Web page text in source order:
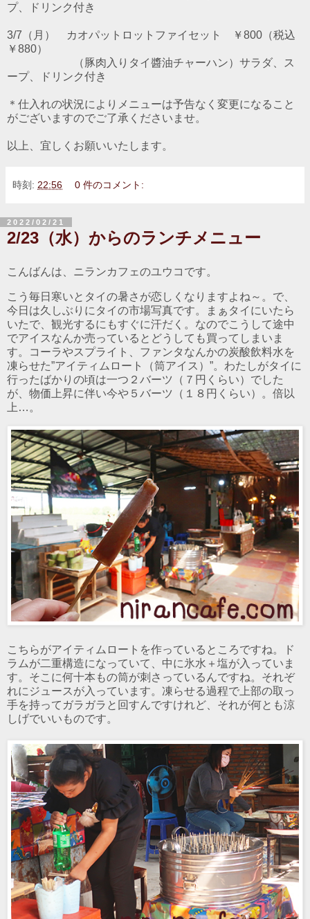
プ、ドリンク付き
3/7（月） カオパットロットファイセット ￥800（税込
￥880）
（豚肉入りタイ醬油チャーハン）サラダ、ス
ープ、ドリンク付き
＊仕入れの状況によりメニューは予告なく変更になること
がございますのでご了承くださいませ。
以上、宜しくお願いいたします。
時刻: 22:56 0 件のコメント:
2022/02/21
2/23（水）からのランチメニュー
こんばんは、ニランカフェのユウコです。
こう毎日寒いとタイの暑さが恋しくなりますよね～。で、
今日は久しぶりにタイの市場写真です。まぁタイにいたら
いたで、観光するにもすぐに汗だく。なのでこうして途中
でアイスなんか売っているとどうしても買ってしまいま
す。コーラやスプライト、ファンタなんかの炭酸飲料水を
凍らせた”アイティムロート（筒アイス）”。わたしがタイに
行ったばかりの頃は一つ２バーツ（７円くらい）でした
が、物価上昇に伴い今や５バーツ（１８円くらい）。倍以
上…。
こちらがアイティムロートを作っているところですね。ド
ラムが二重構造になっていて、中に氷水＋塩が入っていま
す。そこに何十本もの筒が刺さっているんですね。それぞ
れにジュースが入っています。凍らせる過程で上部の取っ
手を持ってガラガラと回すんですけれど、それが何とも涼
しげでいいものです。